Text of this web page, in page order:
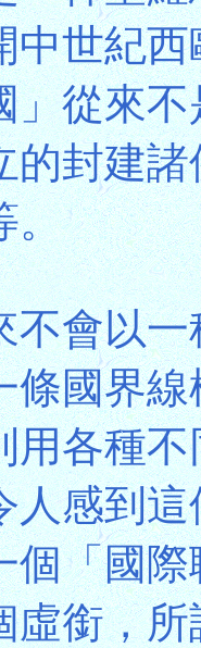
中世紀
」從來
的封建
。
不會以
條國界
用各種
人感到
個「國
虛銜，